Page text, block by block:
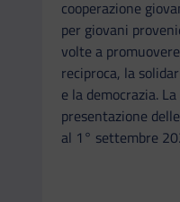
cooperazione
per giovani
volte a
reciproca, la
e la democrazia.
presentazione
al 1° settembre